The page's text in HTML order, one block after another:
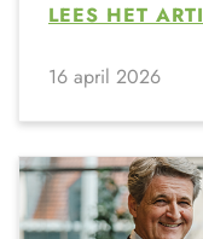
LEES HET
16 april 2026